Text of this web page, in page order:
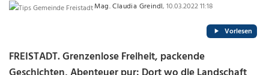
Mag. Claudia Greindl, 10.03.2022 11:18
Vorlesen
FREISTADT. Grenzenlose Freiheit, packende